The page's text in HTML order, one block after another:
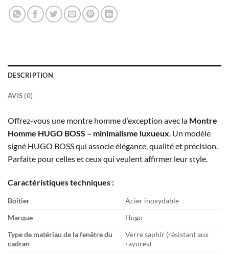
DESCRIPTION
AVIS (0)
Offrez-vous une montre homme d’exception avec la Montre
Homme HUGO BOSS – minimalisme luxueux. Un modèle
signé HUGO BOSS qui associe élégance, qualité et précision.
Parfaite pour celles et ceux qui veulent affirmer leur style.
Caractéristiques techniques :
Boîtier
Acier inoxydable
Marque
Hugo
Type de matériau de la fenêtre du
cadran
Verre saphir (résistant aux
rayures)